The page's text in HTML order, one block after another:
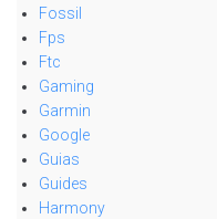
Fossil
Fps
Ftc
Gaming
Garmin
Google
Guias
Guides
Harmony